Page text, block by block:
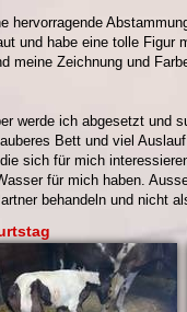
hervorragende
und habe eine tolle Figur
meine Zeichnung und
werde ich abgesetzt und
Bett und viel
sich für mich
für mich haben.
behandeln und nicht